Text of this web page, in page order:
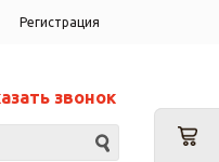
Регистрация
звонок